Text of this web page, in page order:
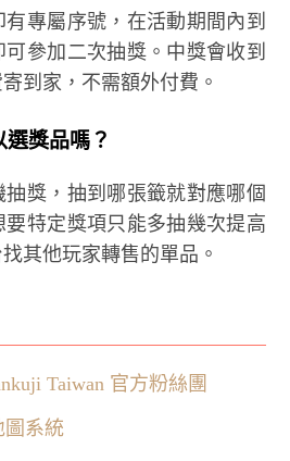
專屬序號，在活動期間內到
參加二次抽獎。中獎會收到
到家，不需額外付費。
選獎品嗎？
獎，抽到哪張籤就對應哪個
特定獎項只能多抽幾次提高
其他玩家轉售的單品。
Taiwan 官方粉絲團
圖系統